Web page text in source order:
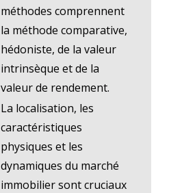
méthodes comprennent
la méthode comparative,
hédoniste, de la valeur
intrinsèque et de la
valeur de rendement.
La localisation, les
caractéristiques
physiques et les
dynamiques du marché
immobilier sont cruciaux